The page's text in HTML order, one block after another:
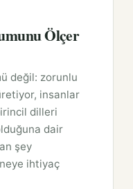
Ölçer
değil: zorunlu
insanlar
dilleri
dair
şey
neye ihtiyaç